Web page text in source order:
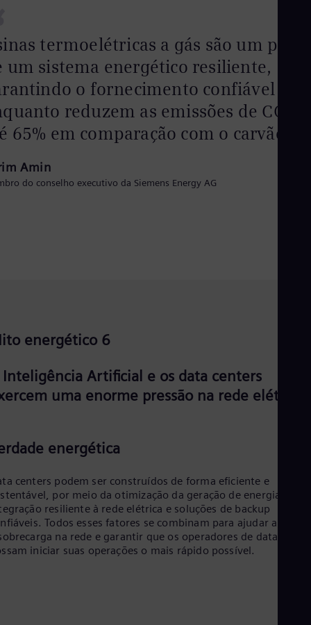
termoelétricas a gás são um pilar
um sistema energético resiliente,
o fornecimento confiável
reduzem as emissões de CO₂
65% em comparação com o carvão.
Amin
do conselho executivo da Siemens Energy AG
energético 6
Inteligência Artificial e os data centers
uma enorme pressão na rede elétrica.
energética
centers podem ser construídos de forma eficiente e
por meio da otimização da geração de energia, da
resiliente à rede elétrica e soluções de backup
Todos esses fatores se combinam para ajudar a
na rede e garantir que os operadores de data
iniciar suas operações o mais rápido possível.